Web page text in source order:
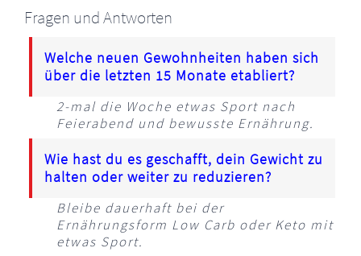
Fragen und Antworten
Welche neuen Gewohnheiten haben sich
über die letzten 15 Monate etabliert?
2-mal die Woche etwas Sport nach
Feierabend und bewusste Ernährung.
Wie hast du es geschafft, dein Gewicht zu
halten oder weiter zu reduzieren?
Bleibe dauerhaft bei der
Ernährungsform Low Carb oder Keto mit
etwas Sport.